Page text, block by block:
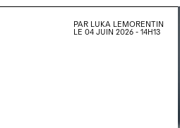
PAR LUKA LEMORENTIN
LE 04 JUIN 2026 - 14H13